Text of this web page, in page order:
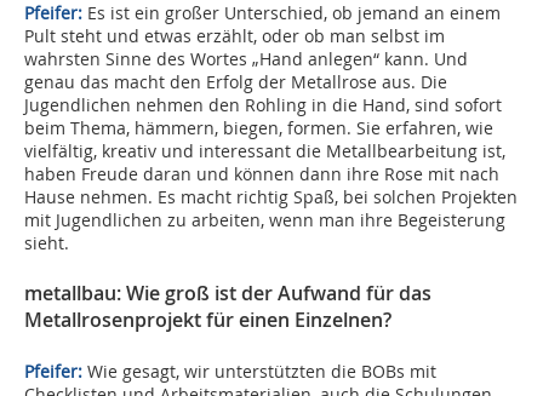
Pfeifer: Es ist ein großer Unterschied, ob jemand an einem
Pult steht und etwas erzählt, oder ob man selbst im
wahrsten Sinne des Wortes „Hand anlegen“ kann. Und
genau das macht den Erfolg der Metallrose aus. Die
Jugendlichen nehmen den Rohling in die Hand, sind sofort
beim Thema, hämmern, biegen, formen. Sie erfahren, wie
vielfältig, kreativ und interessant die Metallbearbeitung ist,
haben Freude daran und können dann ihre Rose mit nach
Hause nehmen. Es macht richtig Spaß, bei solchen Projekten
mit Jugendlichen zu arbeiten, wenn man ihre Begeisterung
sieht.
metallbau: Wie groß ist der Aufwand für das
Metallrosenprojekt für einen Einzelnen?
Pfeifer: Wie gesagt, wir unterstützten die BOBs mit